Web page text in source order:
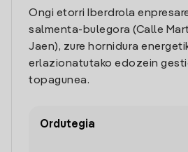
Ongi etorri Iberdrola
salmenta-bulegora (Calle
Jaen), zure hornidura
erlazionatutako edozein
topagunea.
Ordutegia